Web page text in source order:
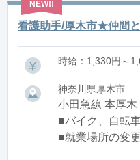
看護助手/厚木市★仲間
時給：1,330円～
神奈川県厚木市
小田急線 本厚木
■バイク、自転
■就業場所の変